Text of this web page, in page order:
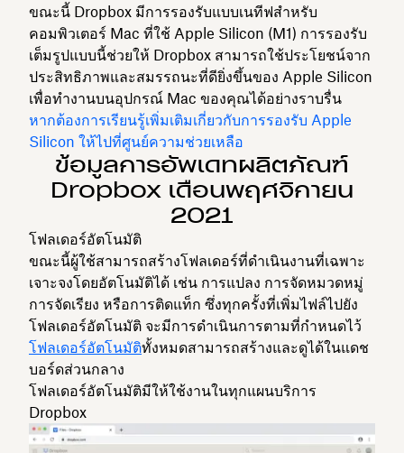
ขณะนี้ Dropbox มีการรองรับแบบเนทีฟสำหรับ
คอมพิวเตอร์ Mac ที่ใช้ Apple Silicon (M1) การรองรับ
เต็มรูปแบบนี้ช่วยให้ Dropbox สามารถใช้ประโยชน์จาก
ประสิทธิภาพและสมรรถนะที่ดียิ่งขึ้นของ Apple Silicon
เพื่อทำงานบนอุปกรณ์ Mac ของคุณได้อย่างราบรื่น
หากต้องการเรียนรู้เพิ่มเติมเกี่ยวกับการรองรับ Apple
Silicon ให้ไปที่ศูนย์ความช่วยเหลือ
ข้อมูลการอัพเดทผลิตภัณฑ์
Dropbox เดือนพฤศจิกายน
2021
โฟลเดอร์อัตโนมัติ
ขณะนี้ผู้ใช้สามารถสร้างโฟลเดอร์ที่ดำเนินงานที่เฉพาะ
เจาะจงโดยอัตโนมัติได้ เช่น การแปลง การจัดหมวดหมู่
การจัดเรียง หรือการติดแท็ก ซึ่งทุกครั้งที่เพิ่มไฟล์ไปยัง
โฟลเดอร์อัตโนมัติ จะมีการดำเนินการตามที่กำหนดไว้
โฟลเดอร์อัตโนมัติทั้งหมดสามารถสร้างและดูได้ในแดช
บอร์ดส่วนกลาง
โฟลเดอร์อัตโนมัติมีให้ใช้งานในทุกแผนบริการ
Dropbox